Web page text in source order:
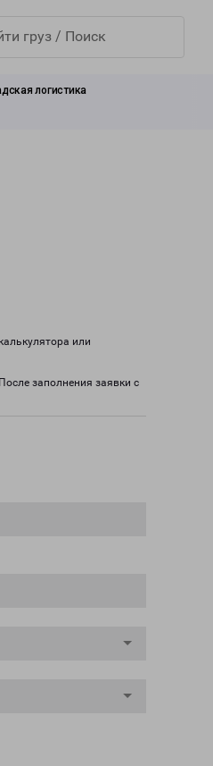
логистика
или
заполнения заявки с